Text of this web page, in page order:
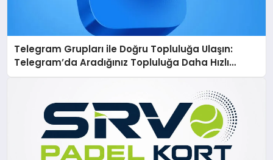
Telegram Grupları ile Doğru Topluluğa Ulaşın:
Telegram’da Aradığınız Topluluğa Daha Hızlı
Ulaşın